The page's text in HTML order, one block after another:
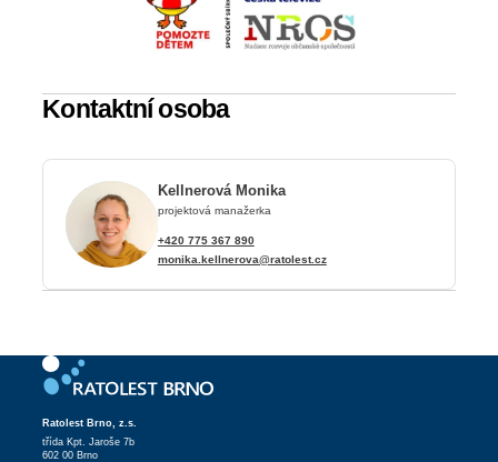
Kontaktní osoba
Kellnerová Monika
projektová manažerka
+420 775 367 890
monika.kellnerova@ratolest.cz
Ratolest Brno, z.s.
třída Kpt. Jaroše 7b
602 00 Brno